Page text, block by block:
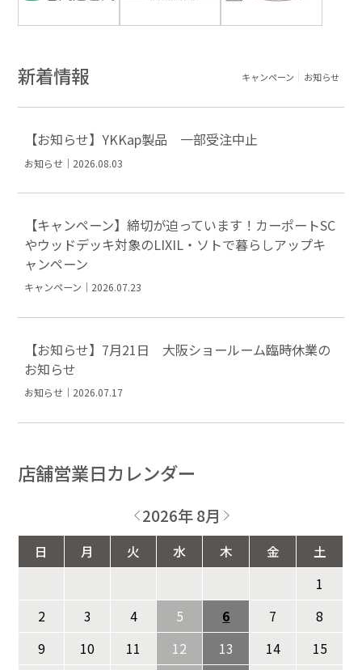
新着情報 キャンペーン お知らせ
【お知らせ】YKKap製品 一部受注中止
お知らせ｜2026.08.03
【キャンペーン】締切が迫っています！カーポートSC
やウッドデッキ対象のLIXIL・ソトで暮らしアップキ
ャンペーン
キャンペーン｜2026.07.23
【お知らせ】7月21日 大阪ショールーム臨時休業の
お知らせ
お知らせ｜2026.07.17
店舗営業日カレンダー
2026年 8月
日 月 火 水 木 金
土
1
2
3 4 5 6 7
8
9
10 11 12 13 14
15